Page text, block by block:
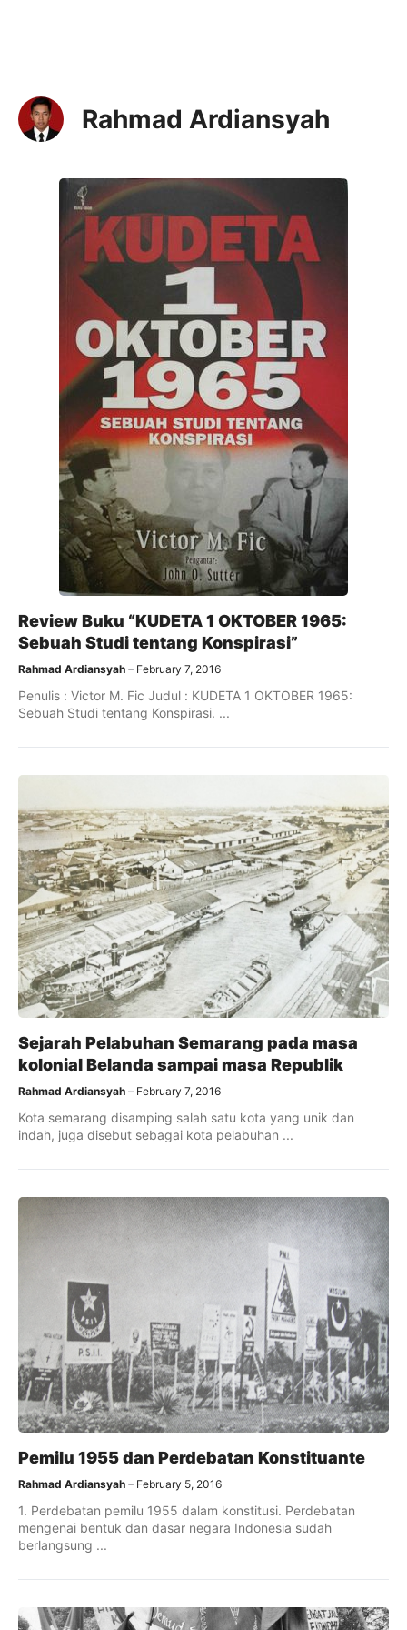
Rahmad Ardiansyah
Review Buku “KUDETA 1 OKTOBER 1965:
Sebuah Studi tentang Konspirasi”
Rahmad Ardiansyah February 7, 2016
Penulis : Victor M. Fic Judul : KUDETA 1 OKTOBER 1965:
Sebuah Studi tentang Konspirasi. ...
Sejarah Pelabuhan Semarang pada masa
kolonial Belanda sampai masa Republik
Rahmad Ardiansyah February 7, 2016
Kota semarang disamping salah satu kota yang unik dan
indah, juga disebut sebagai kota pelabuhan ...
Pemilu 1955 dan Perdebatan Konstituante
Rahmad Ardiansyah February 5, 2016
1. Perdebatan pemilu 1955 dalam konstitusi. Perdebatan
mengenai bentuk dan dasar negara Indonesia sudah
berlangsung ...